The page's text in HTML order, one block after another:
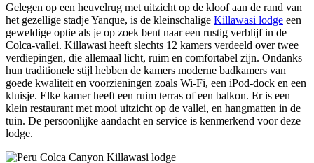
Gelegen op een heuvelrug met uitzicht op de kloof aan de rand van
het gezellige stadje Yanque, is de kleinschalige Killawasi lodge een
geweldige optie als je op zoek bent naar een rustig verblijf in de
Colca-vallei. Killawasi heeft slechts 12 kamers verdeeld over twee
verdiepingen, die allemaal licht, ruim en comfortabel zijn. Ondanks
hun traditionele stijl hebben de kamers moderne badkamers van
goede kwaliteit en voorzieningen zoals Wi-Fi, een iPod-dock en een
kluisje. Elke kamer heeft een ruim terras of een balkon. Er is een
klein restaurant met mooi uitzicht op de vallei, en hangmatten in de
tuin. De persoonlijke aandacht en service is kenmerkend voor deze
lodge.